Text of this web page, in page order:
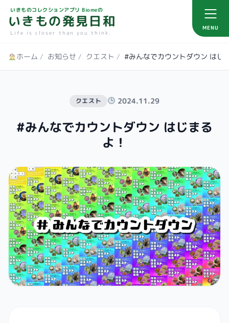
いきものコレクションアプリ Biomeの
いきもの発見日和
Life is closer than you think.
MENU
ホーム / お知らせ / クエスト / #みんなでカウントダウン はじ
クエスト 2024.11.29
#みんなでカウントダウン はじまる
よ！